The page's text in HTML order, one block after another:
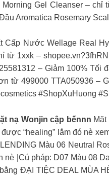
Morning Gel Cleanser – chỉ
Aromatica Rosemary
Cấp Nước Wellage Real
từ 1xxk –
– Giảm 100% Tối
từ 499000 TTA050936 –
#ShopXuHuong
nạ Wonjin cập bếnnn
“healing” lắm đó nè
Màu 06 Neutral
nè |Cú pháp: D07 Màu 08
ĐẠI TIỆC DEAL MÙA